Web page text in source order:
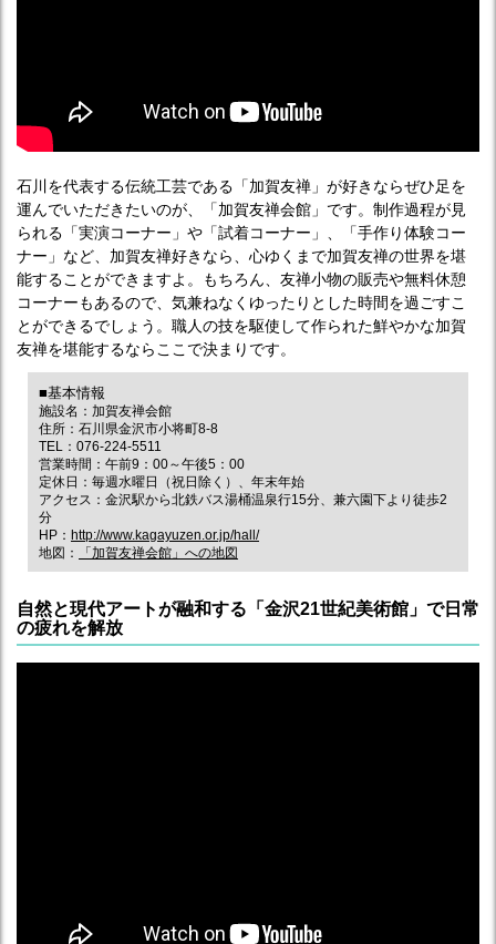
石川を代表する伝統工芸である「加賀友禅」が好きならぜひ足を
運んでいただきたいのが、「加賀友禅会館」です。制作過程が見
られる「実演コーナー」や「試着コーナー」、「手作り体験コー
ナー」など、加賀友禅好きなら、心ゆくまで加賀友禅の世界を堪
能することができますよ。もちろん、友禅小物の販売や無料休憩
コーナーもあるので、気兼ねなくゆったりとした時間を過ごすこ
とができるでしょう。職人の技を駆使して作られた鮮やかな加賀
友禅を堪能するならここで決まりです。
■基本情報
施設名：加賀友禅会館
住所：石川県金沢市小将町8-8
TEL：076-224-5511
営業時間：午前9：00～午後5：00
定休日：毎週水曜日（祝日除く）、年末年始
アクセス：金沢駅から北鉄バス湯桶温泉行15分、兼六園下より徒歩2
分
HP： http://www.kagayuzen.or.jp/hall/
地図：
「加賀友禅会館」への地図
自然と現代アートが融和する「金沢21世紀美術館」で日常
の疲れを解放